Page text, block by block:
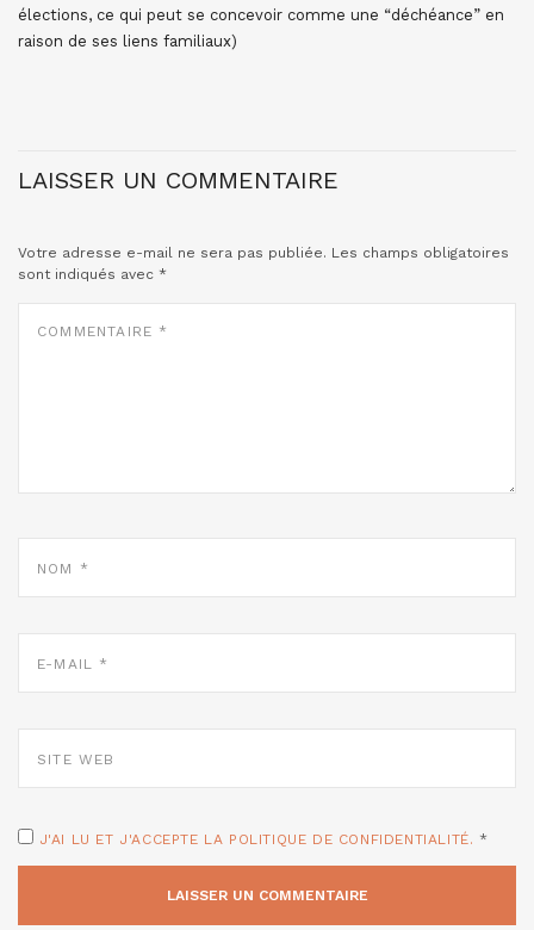
élections, ce qui peut se concevoir comme une “déchéance” en
raison de ses liens familiaux)
LAISSER UN COMMENTAIRE
Votre adresse e-mail ne sera pas publiée. Les champs obligatoires
sont indiqués avec *
MAIL
WEB
J'AI LU ET J'ACCEPTE LA POLITIQUE DE CONFIDENTIALITÉ. *